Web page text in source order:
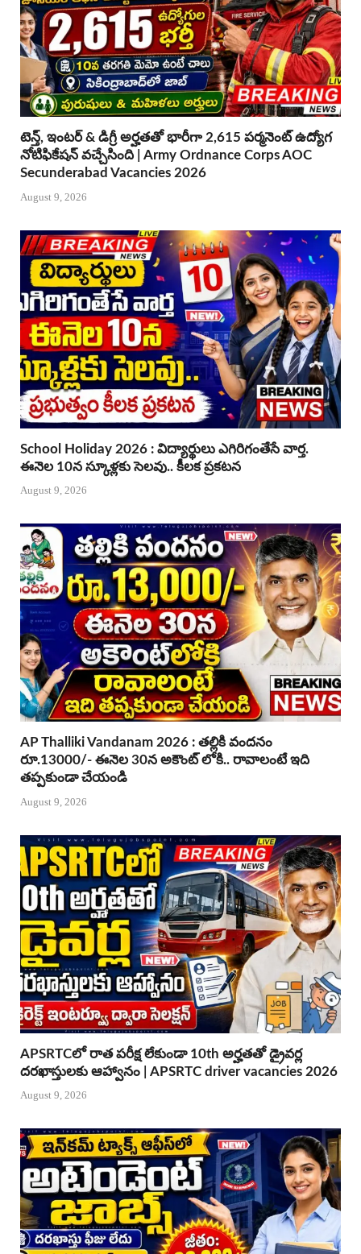
టెన్త్, ఇంటర్ & డిగ్రీ అర్హతతో భారీగా 2,615 పర్మనెంట్ ఉద్యోగ
నోటిఫికేషన్ వచ్చేసింది | Army Ordnance Corps AOC
Secunderabad Vacancies 2026
August 9, 2026
School Holiday 2026 : విద్యార్థులు ఎగిరిగంతేసే వార్త.
ఈనెల 10న స్కూళ్లకు సెలవు.. కీలక ప్రకటన
August 9, 2026
AP Thalliki Vandanam 2026 : తల్లికి వందనం
రూ.13000/- ఈనెల 30న అకౌంట్ లోకి.. రావాలంటే ఇది
తప్పకుండా చేయండి
August 9, 2026
APSRTCలో రాత పరీక్ష లేకుండా 10th అర్హతతో డ్రైవర్ల
దరఖాస్తులకు ఆహ్వానం | APSRTC driver vacancies 2026
August 9, 2026